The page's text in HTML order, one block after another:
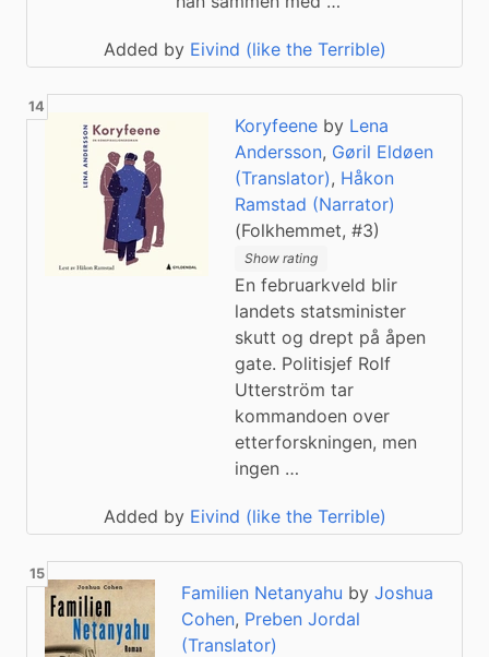
Added by Eivind (like the Terrible)
Koryfeene by Lena
Andersson, Gøril Eldøen
(Translator), Håkon
Ramstad (Narrator)
(Folkhemmet, #3)
Show rating
En februarkveld blir
landets statsminister
skutt og drept på åpen
gate. Politisjef Rolf
Utterström tar
kommandoen over
etterforskningen, men
ingen …
Added by Eivind (like the Terrible)
Familien Netanyahu by Joshua
Cohen, Preben Jordal
(Translator)